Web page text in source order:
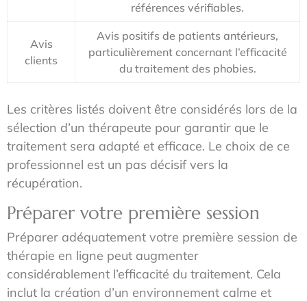
références vérifiables.
Avis
clients
Avis positifs de patients antérieurs,
particulièrement concernant l’efficacité
du traitement des phobies.
Les critères listés doivent être considérés lors de la
sélection d’un thérapeute pour garantir que le
traitement sera adapté et efficace. Le choix de ce
professionnel est un pas décisif vers la
récupération.
Préparer votre première session
Préparer adéquatement votre première session de
thérapie en ligne peut augmenter
considérablement l’efficacité du traitement. Cela
inclut la création d’un environnement calme et